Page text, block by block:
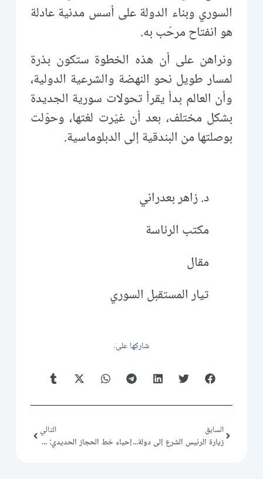
السوري وبناء الدولة على أسس مدنية عادلة
هو انفتاح مرحّب به.
ونراهن على أن هذه الخطوة ستكون بذرة
لمسار طويل نحو النهضة والشرعية الدولية،
وأن العالم بدأ يقرأ تحولات سورية الجديدة
بشكل مختلف، بعد أن غيّرت لغتها، وحوّلت
بوصلتها من البندقية إلى الدبلوماسية.
د. زاهر بعدراني
مكتب الرئاسة
مقال
تيار المستقبل السوري
شاركها على:
السابق
زيارة الرئيس الشرع إلى دولة الإمارات العربية المتحدة
التالي
إحياء خط الحجاز الحديدي: مشروع وحدة وتكامل بين إسطنبول، دمشق، والمدينة المنورة